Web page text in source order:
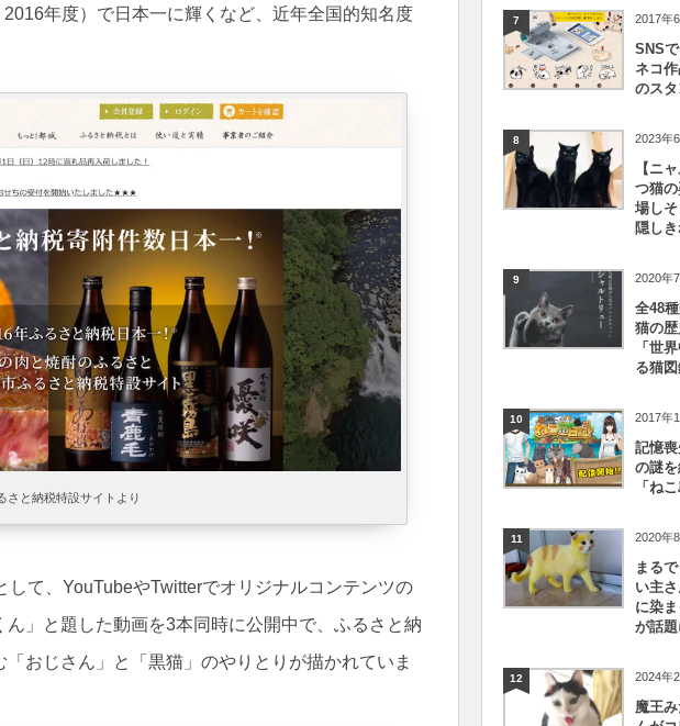
年度）で日本一に輝くなど、近年全国的知名度
さと納税特設サイトより
て、YouTubeやTwitterでオリジナルコンテンツの
」と題した動画を3本同時に公開中で、ふるさと納
おじさん」と「黒猫」のやりとりが描かれていま
7 2017年
SNS
ネコ作
のス
8 2023年
【ニ
つ猫
場し
隠し
9 2020年
全48
猫の
「世
る猫図
10 2017年
記憶
の謎
「ね
11 2020年
まる
い主
に染
が話
12 2024年
魔王